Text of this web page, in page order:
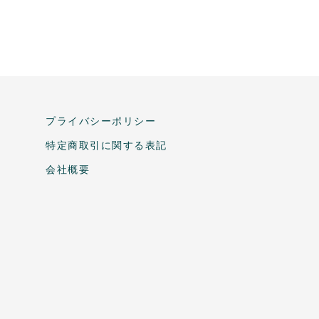
プライバシーポリシー
特定商取引に関する表記
会社概要